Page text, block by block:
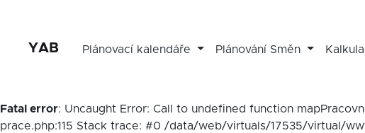
YAB Plánovací kalendáře Plánování Směn
Fatal error: Uncaught Error: Call to undefined function
prace.php:115 Stack trace: #0 /data/web/virtuals/17535/virtual/